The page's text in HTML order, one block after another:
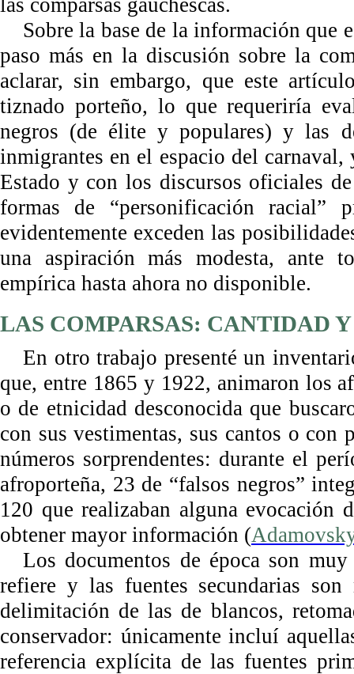
las comparsas gauchescas.
Sobre la base de la información que
paso más en la discusión sobre la
aclarar, sin embargo, que este
tiznado porteño, lo que requeriría
negros (de élite y populares) y las
inmigrantes en el espacio del
Estado y con los discursos oficiales
formas de “personificación racial”
evidentemente exceden las
una aspiración más modesta, ante
empírica hasta ahora no disponible.
LAS COMPARSAS: CANTIDAD
En otro trabajo presenté un
que, entre 1865 y 1922, animaron los
o de etnicidad desconocida que
con sus vestimentas, sus cantos o con
números sorprendentes: durante el
afroporteña, 23 de “falsos negros”
120 que realizaban alguna evocación
obtener mayor información (
Los documentos de época son
refiere y las fuentes secundarias
delimitación de las de blancos,
conservador: únicamente incluí
referencia explícita de las fuentes